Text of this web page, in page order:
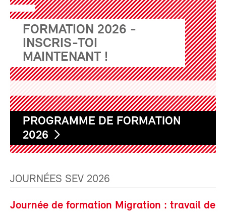
FORMATION 2026 -
INSCRIS-TOI
MAINTENANT !
PROGRAMME DE FORMATION
2026
JOURNÉES SEV 2026
Journée de formation Migration : travail de